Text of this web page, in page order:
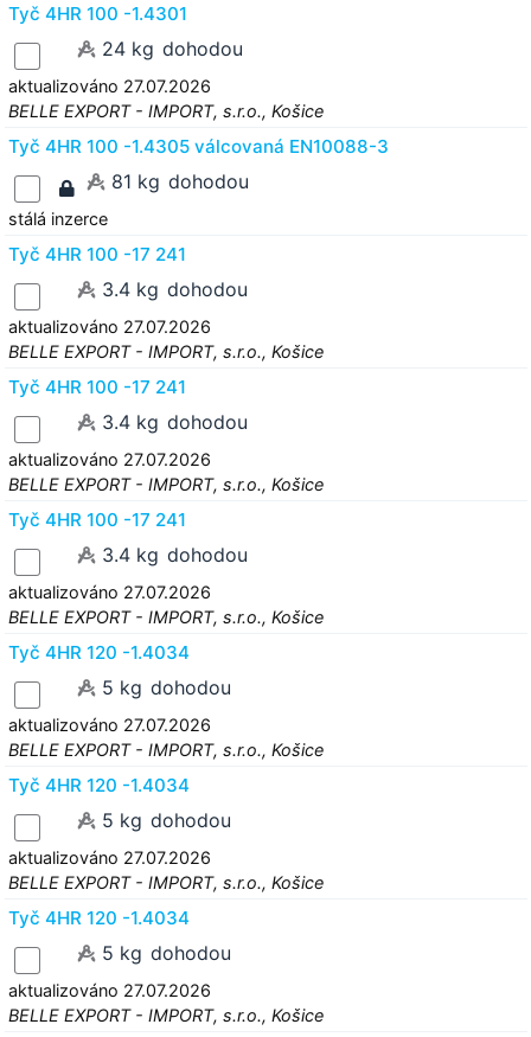
Tyč 4HR 100 -1.4301
24 kg dohodou
aktualizováno 27.07.2026
BELLE EXPORT - IMPORT, s.r.o., Košice
Tyč 4HR 100 -1.4305 válcovaná EN10088-3
81 kg dohodou
stálá inzerce
Tyč 4HR 100 -17 241
3.4 kg dohodou
aktualizováno 27.07.2026
BELLE EXPORT - IMPORT, s.r.o., Košice
Tyč 4HR 100 -17 241
3.4 kg dohodou
aktualizováno 27.07.2026
BELLE EXPORT - IMPORT, s.r.o., Košice
Tyč 4HR 100 -17 241
3.4 kg dohodou
aktualizováno 27.07.2026
BELLE EXPORT - IMPORT, s.r.o., Košice
Tyč 4HR 120 -1.4034
5 kg dohodou
aktualizováno 27.07.2026
BELLE EXPORT - IMPORT, s.r.o., Košice
Tyč 4HR 120 -1.4034
5 kg dohodou
aktualizováno 27.07.2026
BELLE EXPORT - IMPORT, s.r.o., Košice
Tyč 4HR 120 -1.4034
5 kg dohodou
aktualizováno 27.07.2026
BELLE EXPORT - IMPORT, s.r.o., Košice